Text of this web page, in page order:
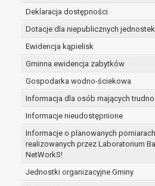
Deklaracja dostępności
Dotacje dla niepublicznych
Ewidencja kąpielisk
Gminna ewidencja zabytków
Gospodarka wodno-ściekowa
Informacja dla osób mających
Informacje nieudostępnione
Informacje o planowanych
realizowanych przez Laboratorium
NetWorkS!
Jednostki organizacyjne Gminy
zapomnianym) na
dane nie są
inny sposób
danych
osoba, której
danych
ma innej
dane osobowe
dane osobowe
obowiązku
podstawie art. 18
osoba, której